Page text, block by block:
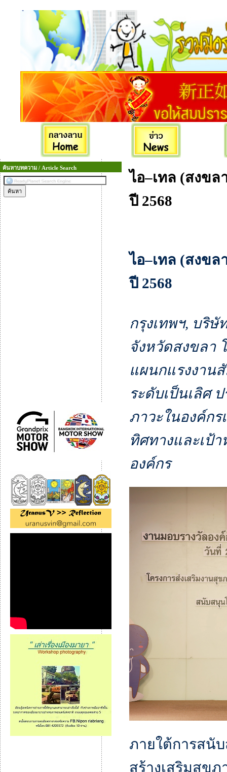
ค้นหาบทความ / Article Search
ไอ–เทล (สงข
ปี 2568
ไอ–เทล (สงข
ปี 2568
กรุงเทพฯ, บริ
จังหวัดสงขลา
แผนกแรงงาน
ระดับเป็นเลิศ
ภาวะในองค์ก
ทิศทางและเป้
องค์กร
ภายใต้การสนั
สร้างเสริมสุข